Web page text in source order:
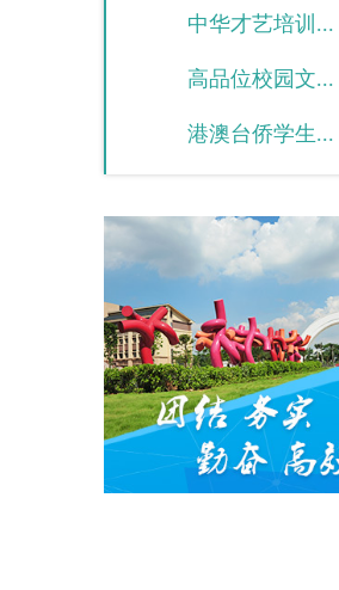
中华才艺培训...
高品位校园文...
港澳台侨学生...